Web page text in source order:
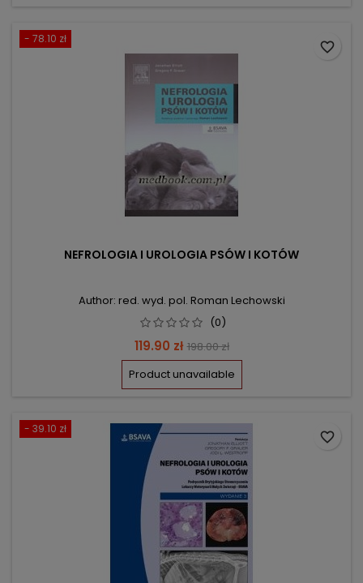
- 78.10 zł
NEFROLOGIA I UROLOGIA PSÓW I KOTÓW
Author: red. wyd. pol. Roman Lechowski
(0)
Price
119.90 zł Regular
price
198.00 zł
Product unavailable
favorite_border
- 39.10 zł
favorite_border